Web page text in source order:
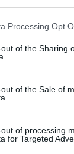
website/app
visit or usage
to Google and
specified
Processing Opt
of the Sharing
of the Sale of
of processing
for Targeted
Το
και η